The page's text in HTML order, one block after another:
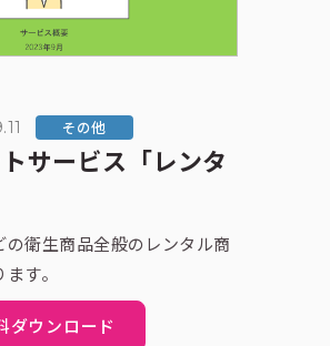
その他
サービス「レンタ
の衛生商品全般のレンタル商
す。
ダウンロード